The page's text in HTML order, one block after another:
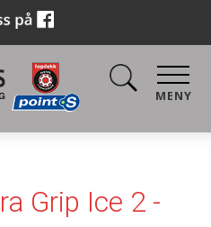
MENY
Grip Ice 2 -